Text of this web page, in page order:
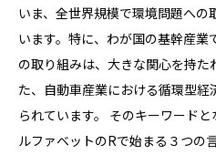
いま、全世界規模で環境問題への
います。特に、わが国の基幹産
の取り組みは、大きな関心を持
た、自動車産業における循環型
られています。 そのキーワード
ルファベットのRで始まる３つの